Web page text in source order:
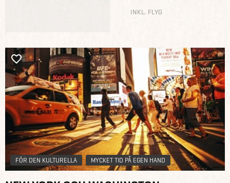
INKL. FLYG
FÖR DEN KULTURELLA MYCKET TID PÅ EGEN HAND